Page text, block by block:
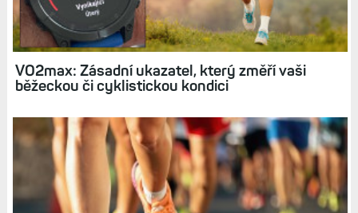
VO2max: Zásadní ukazatel, který změří vaši
běžeckou či cyklistickou kondici